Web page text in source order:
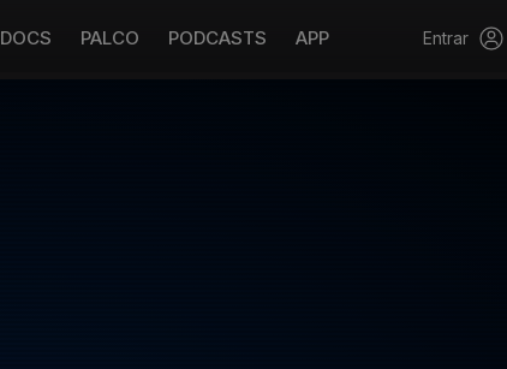
DOCS PALCO PODCASTS APP Entrar